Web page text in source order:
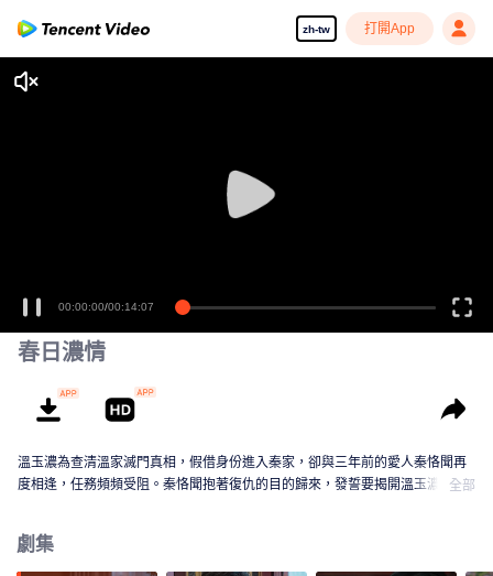
zh-tw 打開App
00:00:00/00:14:07
春日濃情
溫玉濃為查清溫家滅門真相，假借身份進入秦家，卻與三年前的愛人秦恪聞再
度相逢，任務頻頻受阻。秦恪聞抱著復仇的目的歸來，發誓要揭開溫玉濃愛情
全部
劇集